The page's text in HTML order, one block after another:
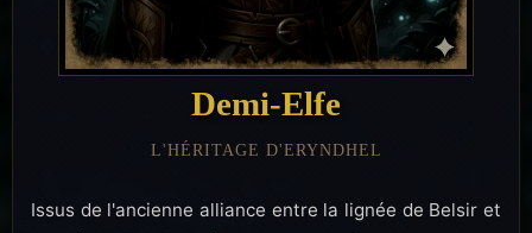
Demi-Elfe
L'HÉRITAGE D'ERYNDHEL
Issus de l'ancienne alliance entre la lignée de Belsir et